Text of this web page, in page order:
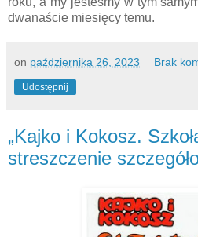
dwanaście miesięcy temu.
on października 26, 2023 Brak
Udostępnij
„Kajko i Kokosz.
streszczenie